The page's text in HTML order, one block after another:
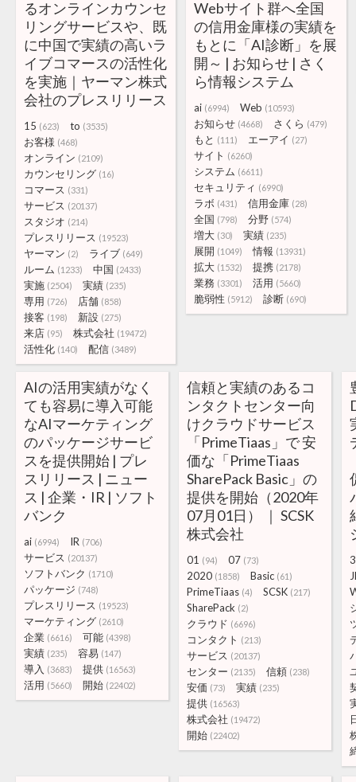
るオンラインカウンセ
リングサービスや、既
に中国で実績の高いラ
イブコマースの活性化
を実施｜ヤーマン株式
会社のプレスリリース
15 (623) to (3535)
お客様 (468)
オンライン (2109)
カウンセリング (16)
コマース (331)
サービス (20137)
スタジオ (214)
プレスリリース (19523)
ヤーマン (2) ライブ (649)
ルーム (1233) 中国 (2433)
実施 (2504) 実績 (235)
専用 (726) 店舗 (858)
接客 (198) 新設 (275)
来店 (95) 株式会社 (19472)
活性化 (140) 配信 (3489)
Webサイト群へ全国
の信用金庫様の実績を
もとに「AI診断」を展
開～ | お知らせ | さく
ら情報システム
ai (6994) Web (10593)
お知らせ (4668) さくら (479)
もと (111) エーアイ (27)
サイト (6260)
システム (6611)
セキュリティ (6990)
ラボ (431) 信用金庫 (28)
全国 (798) 分野 (574)
増大 (30) 実績 (235)
展開 (1049) 情報 (13931)
拡大 (1532) 提携 (2178)
業務 (3301) 活用 (5660)
脆弱性 (5912) 診断 (690)
AIの活用実績がなく
ても容易に導入可能
なAIマーケティング
のパッケージサービ
スを提供開始 | プレ
スリリース | ニュー
ス | 企業・IR | ソフト
バンク
ai (6994) IR (706)
サービス (20137)
ソフトバンク (1710)
パッケージ (748)
プレスリリース (19523)
マーケティング (2610)
企業 (6616) 可能 (4398)
実績 (235) 容易 (147)
導入 (3683) 提供 (16563)
活用 (5660) 開始 (22402)
信頼と実績のあるコ
ンタクトセンター向
けクラウドサービス
「PrimeTiaas」で 安
価な「PrimeTiaas
SharePack Basic」の
提供を開始（2020年
07月01日） ｜ SCSK
株式会社
01 (94) 07 (73)
2020 (1858) Basic (61)
PrimeTiaas (4) SCSK (217)
SharePack (2)
クラウド (6696)
コンタクト (213)
サービス (20137)
センター (2135) 信頼 (238)
安価 (73) 実績 (235)
提供 (16563)
株式会社 (19472)
開始 (22402)